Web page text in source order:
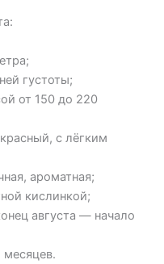
густоты;
от 150 до 220
с лёгким
ароматная;
кислинкой;
августа — начало